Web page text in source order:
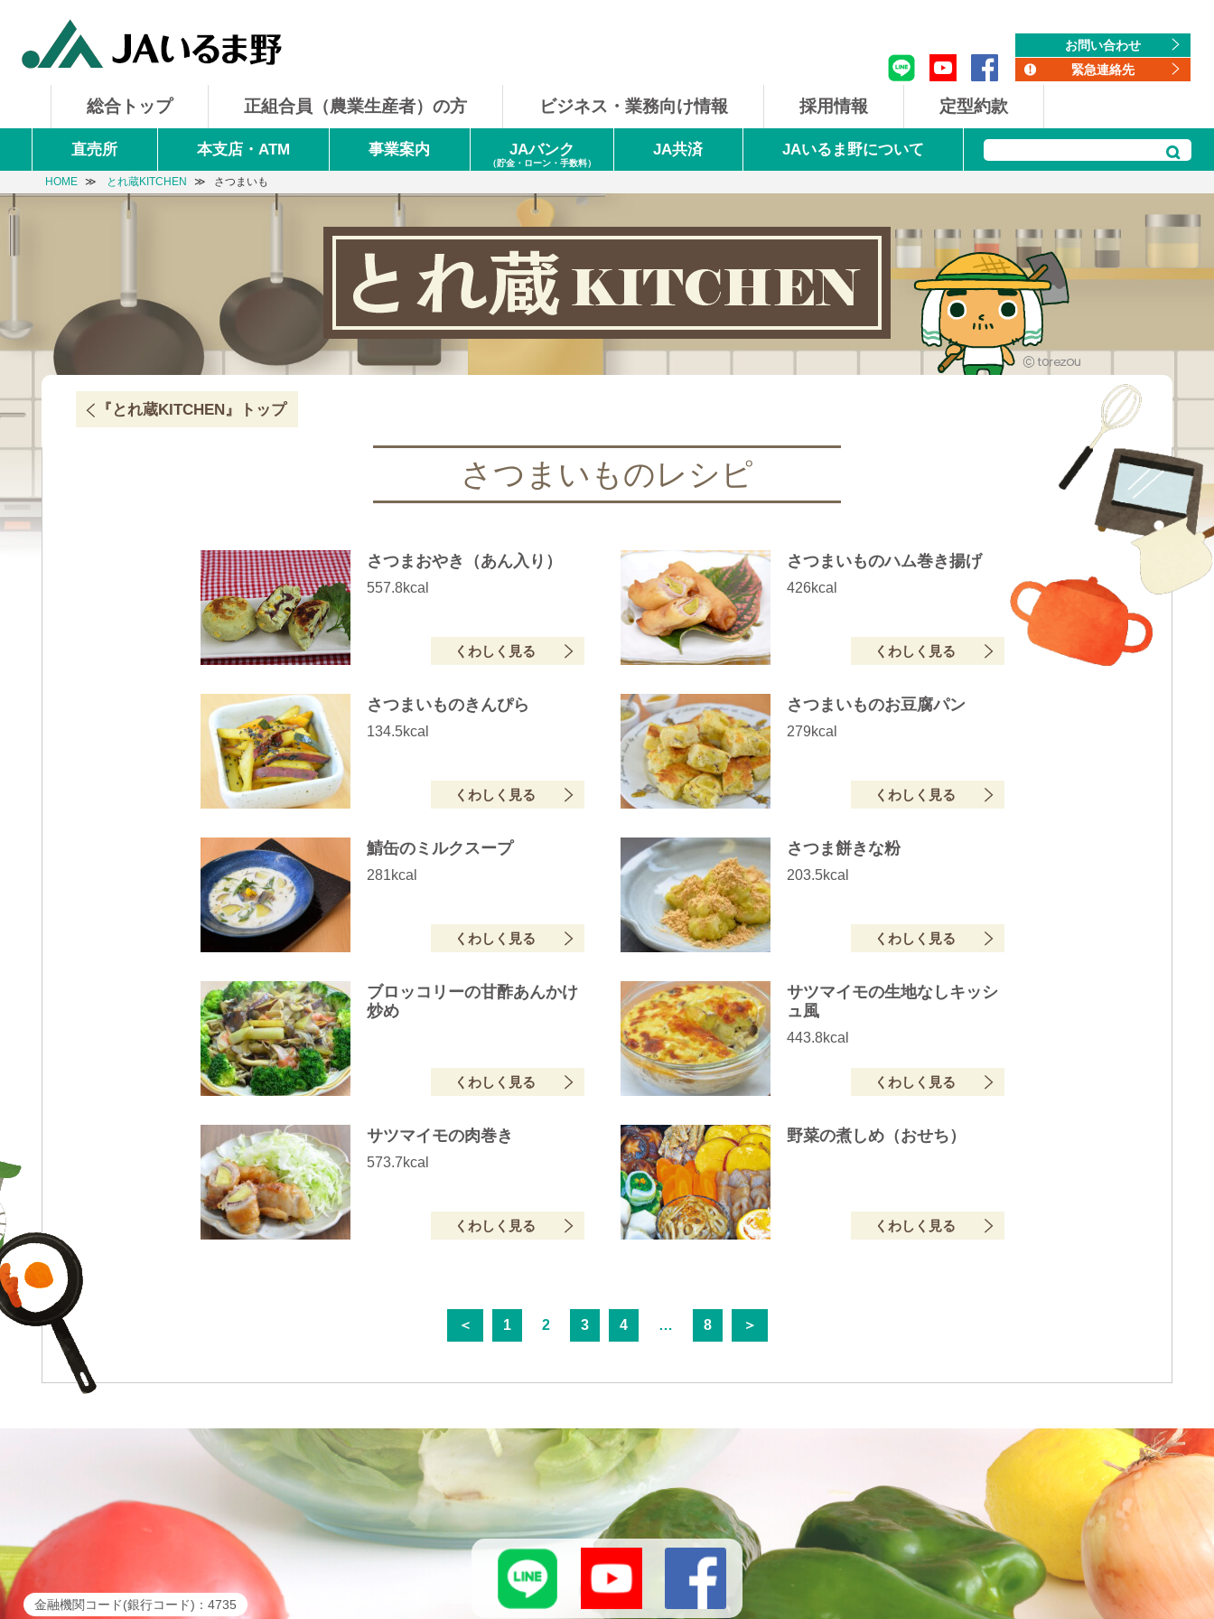
お問い合わせ
緊急連絡先
総合トップ 正組合員 （農業生産者）の方 ビジネス・ 業務向け情報 採用情報 定型約款
直売所 本支店・ATM 事業案内 JAバンク
（貯金・ローン・手数料）
JA共済 JAいるま野について
HOME とれ蔵KITCHEN さつまいも
『とれ蔵KITCHEN』 トップ
さつまいものレシピ
さつまおやき（あん入り）
557.8kcal
くわしく見る
さつまいものハム巻き揚げ
426kcal
くわしく見る
さつまいものきんぴら
134.5kcal
くわしく見る
さつまいものお豆腐パン
279kcal
くわしく見る
鯖缶のミルクスープ
281kcal
くわしく見る
さつま餅きな粉
203.5kcal
くわしく見る
ブロッコリーの甘酢あんかけ
炒め
くわしく見る
サツマイモの生地なしキッシ
ュ風
443.8kcal
くわしく見る
サツマイモの肉巻き
573.7kcal
くわしく見る
野菜の煮しめ（おせち）
くわしく見る
＜ 1 2 3 4 … 8 ＞
金融機関コード(銀行コード)：4735